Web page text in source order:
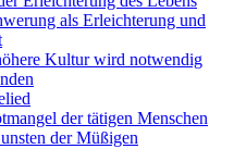
als Erleichterung und
Kultur wird notwendig
der tätigen Menschen
der Müßigen